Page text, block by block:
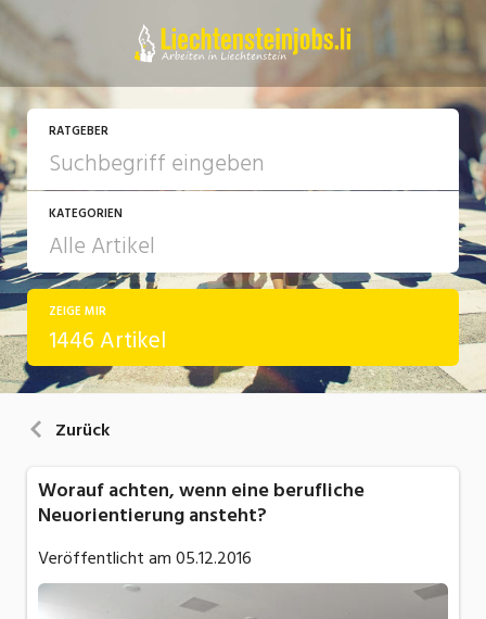
RATGEBER
KATEGORIEN
Arbeit
Ausbildung / Weiterbildung
ZEIGE MIR
1446 Artikel
Zurück
Worauf achten, wenn eine berufliche
Neuorientierung ansteht?
Veröffentlicht am05.12.2016